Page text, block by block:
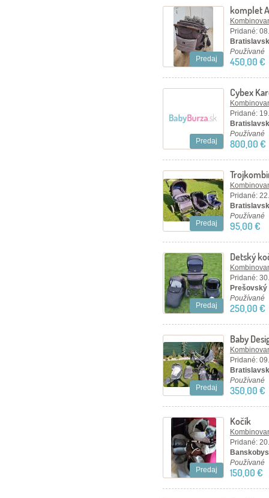
Predaj
komplet
set
Pridané:
Používané
450,00 €
Predaj
Cybex
Pridané:
Používané
800,00 €
Predaj
Pridané:
Používané
95,00 €
Predaj
Detský
Pridané:
Používané
250,00 €
Predaj
Baby
vajíčko
Pridané:
Používané
350,00 €
Predaj
Kočík
Pridané:
Používané
150,00 €